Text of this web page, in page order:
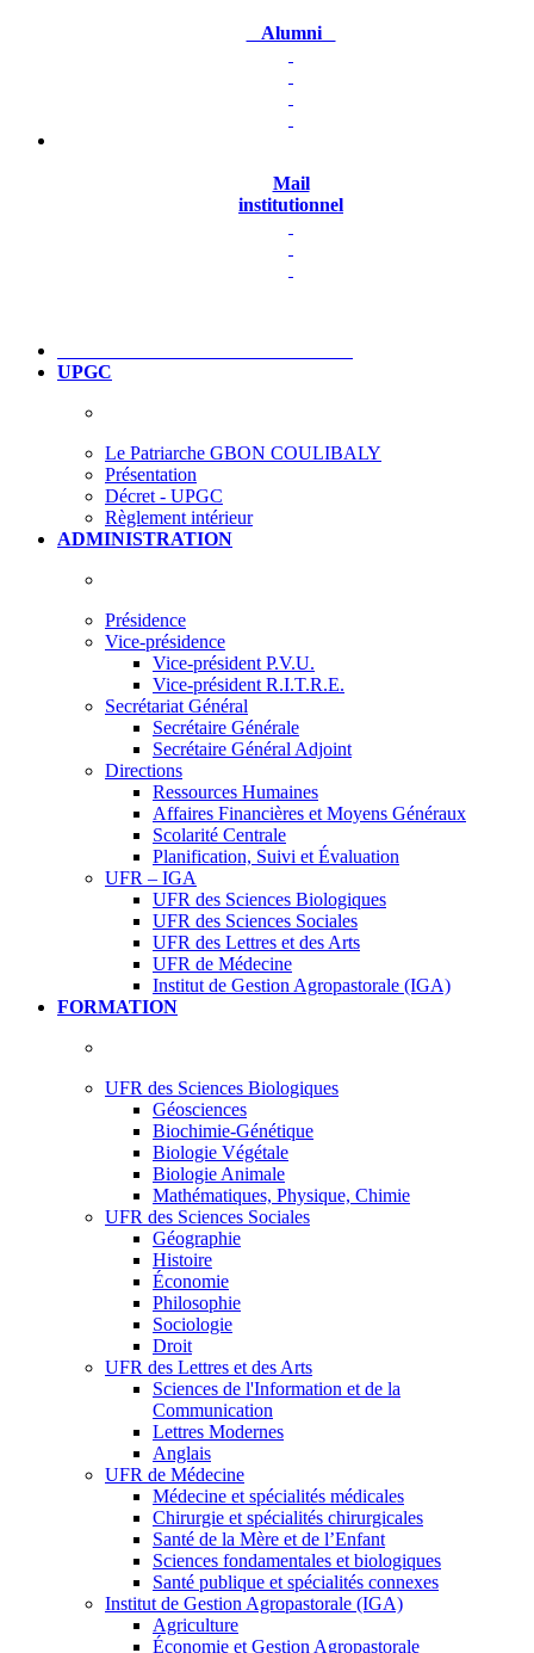
Alumni
Mail
institutionnel
UPGC
Le Patriarche GBON COULIBALY
Présentation
Décret - UPGC
Règlement intérieur
ADMINISTRATION
Présidence
Vice-présidence
Vice-président P.V.U.
Vice-président R.I.T.R.E.
Secrétariat Général
Secrétaire Générale
Secrétaire Général Adjoint
Directions
Ressources Humaines
Affaires Financières et Moyens Généraux
Scolarité Centrale
Planification, Suivi et Évaluation
UFR – IGA
UFR des Sciences Biologiques
UFR des Sciences Sociales
UFR des Lettres et des Arts
UFR de Médecine
Institut de Gestion Agropastorale (IGA)
FORMATION
UFR des Sciences Biologiques
Géosciences
Biochimie-Génétique
Biologie Végétale
Biologie Animale
Mathématiques, Physique, Chimie
UFR des Sciences Sociales
Géographie
Histoire
Économie
Philosophie
Sociologie
Droit
UFR des Lettres et des Arts
Sciences de l'Information et de la
Communication
Lettres Modernes
Anglais
UFR de Médecine
Médecine et spécialités médicales
Chirurgie et spécialités chirurgicales
Santé de la Mère et de l’Enfant
Sciences fondamentales et biologiques
Santé publique et spécialités connexes
Institut de Gestion Agropastorale (IGA)
Agriculture
Économie et Gestion Agropastorale